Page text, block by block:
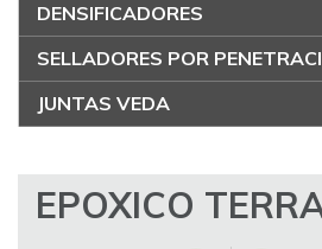
DENSIFICADORES
SELLADORES POR
JUNTAS VEDA
EPOXICO